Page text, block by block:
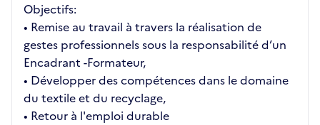
Objectifs:
• Remise au travail à travers la réalisation de
gestes professionnels sous la responsabilité d’un
Encadrant -Formateur,
• Développer des compétences dans le domaine
du textile et du recyclage,
• Retour à l'emploi durable